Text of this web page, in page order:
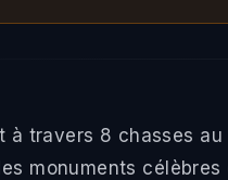
à travers 8 chasses
monuments